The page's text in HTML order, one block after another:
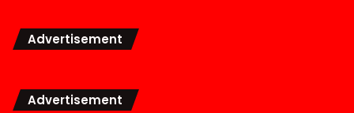
Advertisement
Advertisement